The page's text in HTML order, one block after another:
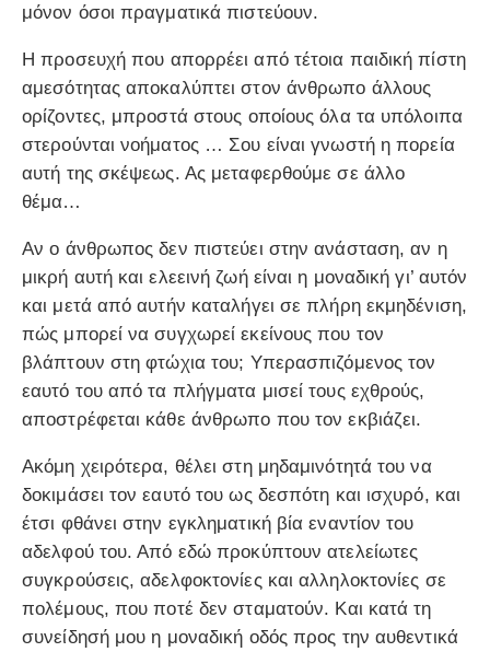
μόνον όσοι πραγματικά πιστεύουν.
Η προσευχή που απορρέει από τέτοια παιδική πίστη
αμεσότητας αποκαλύπτει στον άνθρωπο άλλους
ορίζοντες, μπροστά στους οποίους όλα τα υπόλοιπα
στερούνται νοήματος … Σου είναι γνωστή η πορεία
αυτή της σκέψεως. Ας μεταφερθούμε σε άλλο
θέμα…
Αν ο άνθρωπος δεν πιστεύει στην ανάσταση, αν η
μικρή αυτή και ελεεινή ζωή είναι η μοναδική γι’ αυτόν
και μετά από αυτήν καταλήγει σε πλήρη εκμηδένιση,
πώς μπορεί να συγχωρεί εκείνους που τον
βλάπτουν στη φτώχια του; Υπερασπιζόμενος τον
εαυτό του από τα πλήγματα μισεί τους εχθρούς,
αποστρέφεται κάθε άνθρωπο που τον εκβιάζει.
Ακόμη χειρότερα, θέλει στη μηδαμινότητά του να
δοκιμάσει τον εαυτό του ως δεσπότη και ισχυρό, και
έτσι φθάνει στην εγκληματική βία εναντίον του
αδελφού του. Από εδώ προκύπτουν ατελείωτες
συγκρούσεις, αδελφοκτονίες και αλληλοκτονίες σε
πολέμους, που ποτέ δεν σταματούν. Και κατά τη
συνείδησή μου η μοναδική οδός προς την αυθεντικά